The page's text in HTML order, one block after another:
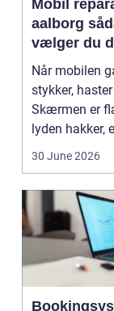
Mobil
aalborg sådan
vælger du
værksted
Når mobilen
stykker,
Skærmen er
lyden hakker,
batteriet løber
30 June 2026